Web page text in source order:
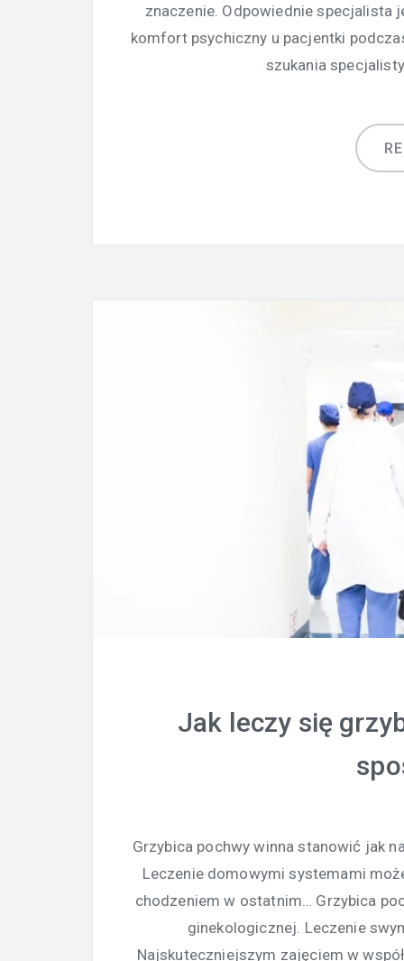
znaczenie. Odpowiednie specjalista
komfort psychiczny u pacjentki
szukania
Jak leczy się
Grzybica pochwy winna stanowić jak
Leczenie domowymi systemami
chodzeniem w ostatnim… Grzybica
ginekologicznej. Leczenie
Najskuteczniejszym zajęciem w